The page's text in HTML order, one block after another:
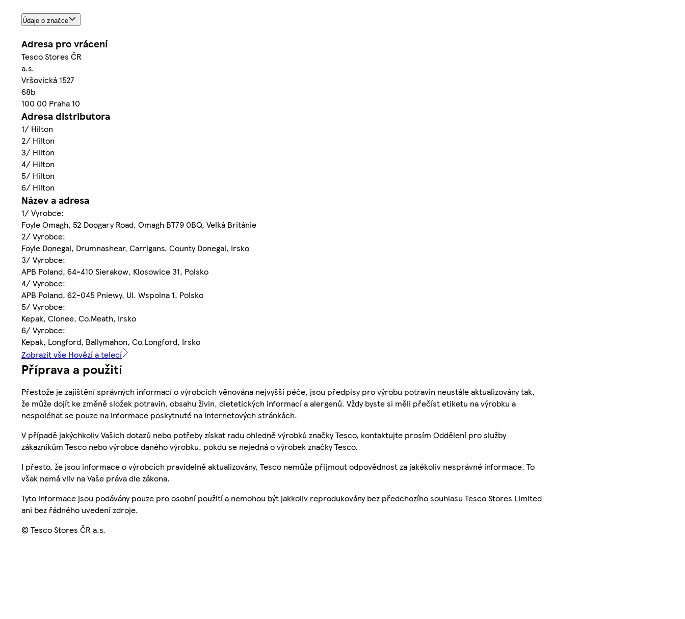
Údaje o značce
Adresa pro vrácení
Tesco Stores ČR
a.s.
Vršovická 1527
68b
100 00 Praha 10
Adresa distributora
1/ Hilton
2/ Hilton
3/ Hilton
4/ Hilton
5/ Hilton
6/ Hilton
Název a adresa
1/ Vyrobce:
Foyle Omagh, 52 Doogary Road, Omagh BT79 0BQ, Velká Británie
2/ Vyrobce:
Foyle Donegal, Drumnashear, Carrigans, County Donegal, Irsko
3/ Vyrobce:
APB Poland, 64-410 Sierakow, Klosowice 31, Polsko
4/ Vyrobce:
APB Poland, 62-045 Pniewy, Ul. Wspolna 1, Polsko
5/ Vyrobce:
Kepak, Clonee, Co.Meath, Irsko
6/ Vyrobce:
Kepak, Longford, Ballymahon, Co.Longford, Irsko
Zobrazit vše Hovězí a telecí
Příprava a použití
Přestože je zajištění správných informací o výrobcích věnována nejvyšší péče, jsou předpisy pro výrobu potravin neustále aktualizovány tak,
že může dojít ke změně složek potravin, obsahu živin, dietetických informací a alergenů. Vždy byste si měli přečíst etiketu na výrobku a
nespoléhat se pouze na informace poskytnuté na internetových stránkách.
V případě jakýchkoliv Vašich dotazů nebo potřeby získat radu ohledně výrobků značky Tesco, kontaktujte prosím Oddělení pro služby
zákazníkům Tesco nebo výrobce daného výrobku, pokdu se nejedná o výrobek značky Tesco.
I přesto, že jsou informace o výrobcích pravidelně aktualizovány, Tesco nemůže přijmout odpovědnost za jakékoliv nesprávné informace. To
však nemá vliv na Vaše práva dle zákona.
Tyto informace jsou podávány pouze pro osobní použití a nemohou být jakkoliv reprodukovány bez předchozího souhlasu Tesco Stores Limited
ani bez řádného uvedení zdroje.
© Tesco Stores ČR a.s.